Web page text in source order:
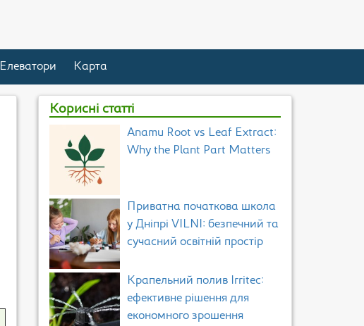
Елеватори Карта
Корисні статті
Anamu Root vs Leaf Extract:
Why the Plant Part Matters
Приватна початкова школа
у Дніпрі VILNI: безпечний та
сучасний освітній простір
Крапельний полив Irritec:
ефективне рішення для
економного зрошення